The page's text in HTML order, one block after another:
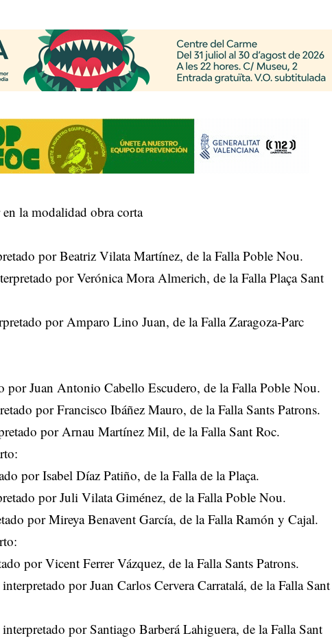
la modalidad obra corta
por Beatriz Vilata Martínez, de la Falla Poble Nou.
por Verónica Mora Almerich, de la Falla Plaça Sant
por Amparo Lino Juan, de la Falla Zaragoza-Parc
Juan Antonio Cabello Escudero, de la Falla Poble Nou.
por Francisco Ibáñez Mauro, de la Falla Sants Patrons.
por Arnau Martínez Mil, de la Falla Sant Roc.
por Isabel Díaz Patiño, de la Falla de la Plaça.
por Juli Vilata Giménez, de la Falla Poble Nou.
por Mireya Benavent García, de la Falla Ramón y Cajal.
por Vicent Ferrer Vázquez, de la Falla Sants Patrons.
por Juan Carlos Cervera Carratalá, de la Falla Sant
por Santiago Barberá Lahiguera, de la Falla Sant